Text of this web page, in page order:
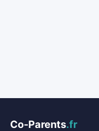
Co-Parents.fr